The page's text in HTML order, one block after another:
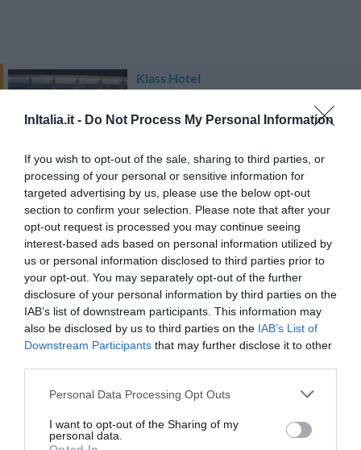
InItalia.it - Do Not Process My Personal Information
If you wish to opt-out of the sale, sharing to third parties, or
processing of your personal or sensitive information for
targeted advertising by us, please use the below opt-out
section to confirm your selection. Please note that after your
opt-out request is processed you may continue seeing
interest-based ads based on personal information utilized by
us or personal information disclosed to third parties prior to
your opt-out. You may separately opt-out of the further
disclosure of your personal information by third parties on the
IAB’s list of downstream participants. This information may
also be disclosed by us to third parties on the IAB’s List of
Downstream Participants that may further disclose it to other
Personal Data Processing Opt Outs
I want to opt-out of the Sharing of my
personal data.
Klass Hotel
140 mdal centro
TARIFFE
Hotel 3 Querce
3.71 kmdal centro
Favoloso 8.7
Aparthotel Residence Il Conero 2
5.60 kmdal centro
Eccellente 9.4/10
TARIFFE
San Francesco Hotel